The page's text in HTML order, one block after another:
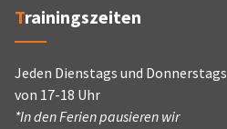
Trainingszeiten
Jeden Dienstags und Donnerstags
von 17-18 Uhr
*In den Ferien pausieren wir